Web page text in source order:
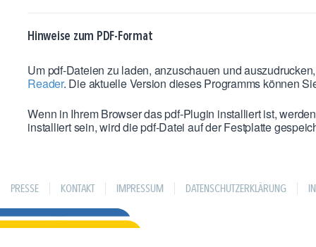
Hinweise zum PDF-Format
Um pdf-Dateien zu laden, anzuschauen und
Reader. Die aktuelle Version dieses Programms können
Wenn in Ihrem Browser das pdf-Plugin installiert ist,
installiert sein, wird die pdf-Datei auf der Festplatte
PRESSE KONTAKT IMPRESSUM DATENSCHUTZERKLÄRUNG